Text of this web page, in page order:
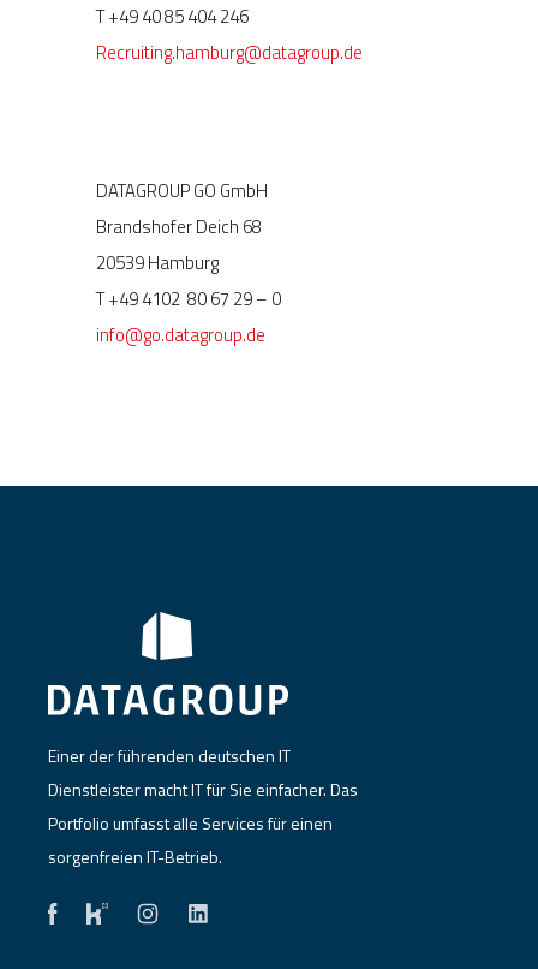
T +49 40 85 404 246
Recruiting.hamburg@datagroup.de
DATAGROUP GO GmbH
Brandshofer Deich 68
20539 Hamburg
T +49 4102 80 67 29 – 0
info@go.datagroup.de
Einer der führenden deutschen IT
Dienstleister macht IT für Sie einfacher. Das
Portfolio umfasst alle Services für einen
sorgenfreien IT-Betrieb.